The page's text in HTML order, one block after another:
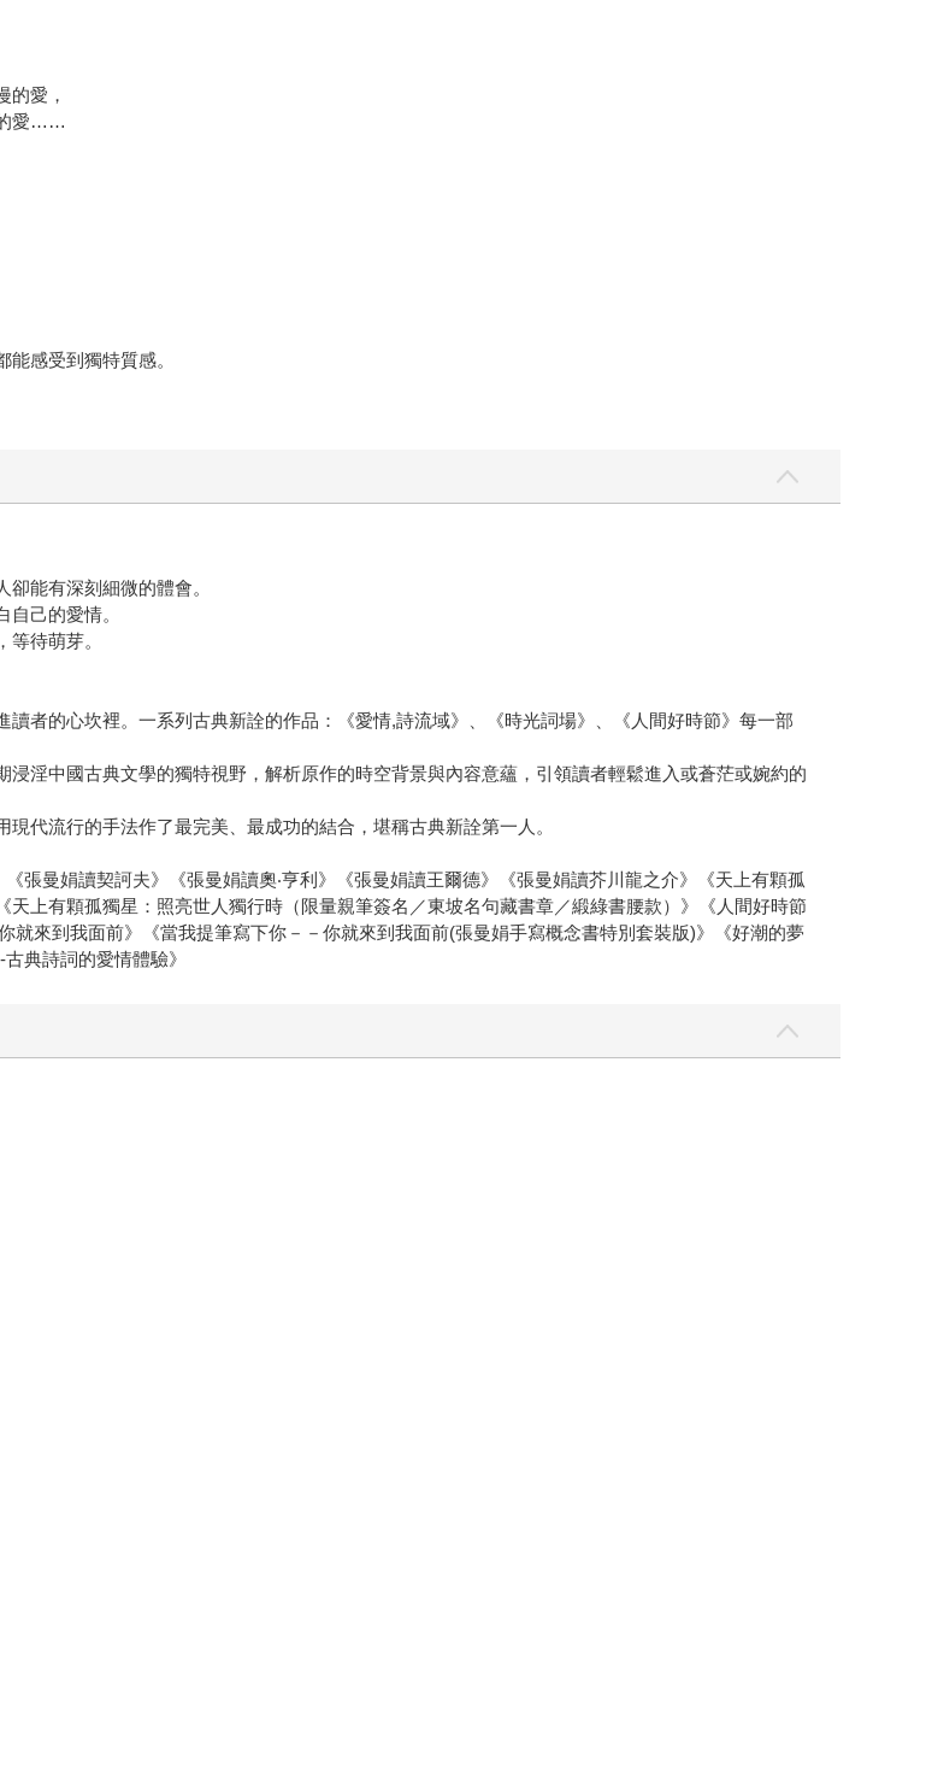
的愛，
的愛……
感受到獨特質感。
能有深刻細微的體會。
己的愛情。
待萌芽。
者的心坎裡。一系列古典新詮的作品：《愛情,詩流域》、《時光詞場》、《人間好時節》每一部
淫中國古典文學的獨特視野，解析原作的時空背景與內容意蘊，引領讀者輕鬆進入或蒼茫或婉約的
代流行的手法作了最完美、最成功的結合，堪稱古典新詮第一人。
張曼娟讀契訶夫》《張曼娟讀奧‧亨利》《張曼娟讀王爾德》《張曼娟讀芥川龍之介》《天上有顆孤
上有顆孤獨星：照亮世人獨行時（限量親筆簽名／東坡名句藏書章／緞綠書腰款）》《人間好時節
來到我面前》《當我提筆寫下你－－你就來到我面前(張曼娟手寫概念書特別套裝版)》《好潮的夢
典詩詞的愛情體驗》